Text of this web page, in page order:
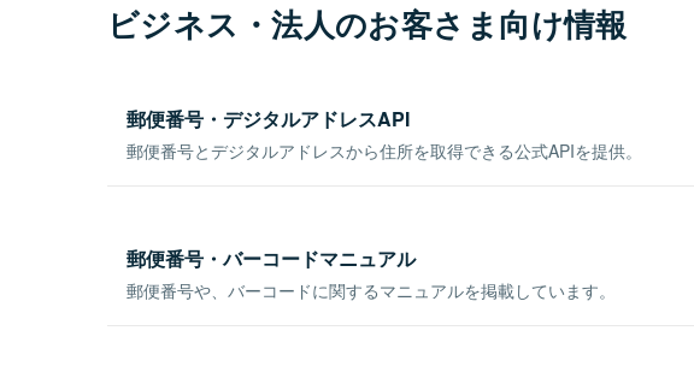
ビジネス・法人のお客さま向け情報
郵便番号・デジタルアドレスAPI
郵便番号とデジタルアドレスから住所を取得できる公式APIを提供。
郵便番号・バーコードマニュアル
郵便番号や、バーコードに関するマニュアルを掲載しています。